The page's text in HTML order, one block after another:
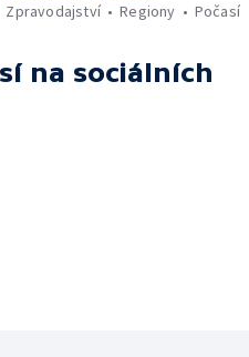
Zpravodajství
Regiony Počasí
na sociálních